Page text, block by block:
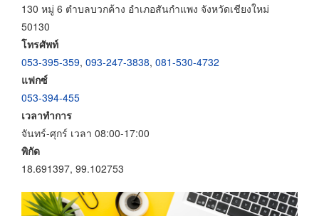
130 หมู่ 6 ตำบลบวกค้าง อำเภอสันกำแพง จังหวัดเชียงใหม่
50130
โทรศัพท์
053-395-359, 093-247-3838, 081-530-4732
แฟกซ์
053-394-455
เวลาทำการ
จันทร์-ศุกร์ เวลา 08:00-17:00
พิกัด
18.691397, 99.102753